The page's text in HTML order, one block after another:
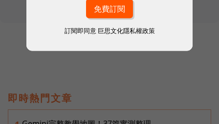
即時熱門文章
訂閱即同意 巨思文化隱私權政策